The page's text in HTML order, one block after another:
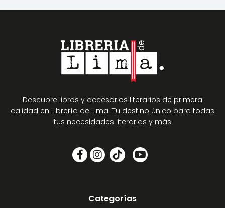
Descubre libros y accesorios literarios de primera
calidad en Librería de Lima. Tu destino único para todas
tus necesidades literarias y más
Categorías